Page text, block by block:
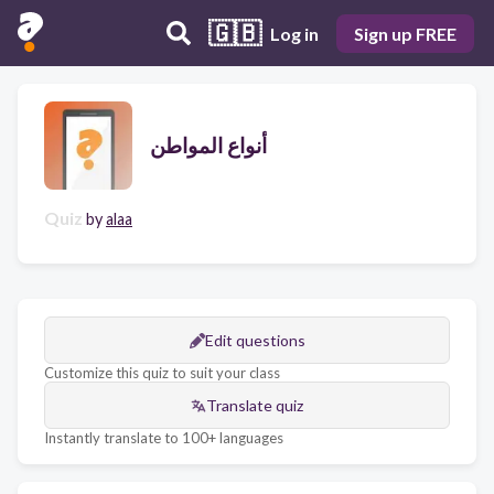
🇬🇧 Log in Sign up FREE
أنواع المواطن
Quiz byalaa
Edit questions
Customize this quiz to suit your class
Translate quiz
Instantly translate to 100+ languages